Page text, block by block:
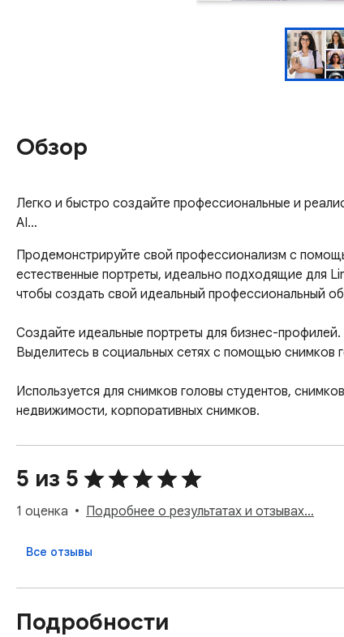
Обзор
Легко и быстро создайте профессиональные и
AI…
Продемонстрируйте свой профессионализм с
естественные портреты, идеально подходящие для
чтобы создать свой идеальный профессиональный
Создайте идеальные портреты для бизнес-профилей.
Выделитесь в социальных сетях с помощью снимков
Используется для снимков головы студентов,
недвижимости, корпоративных снимков.
➤Качество
Наш генератор снимков головы с искусственным
фотографии. Качество вывода соответствует
удовлетворительное для пиксельных изображений,
➤Быстро
впечатления.
🔹Политика конфиденциальности
5 из 5
1 оценка Подробнее о результатах и отзывах…
Все отзывы
Подробности